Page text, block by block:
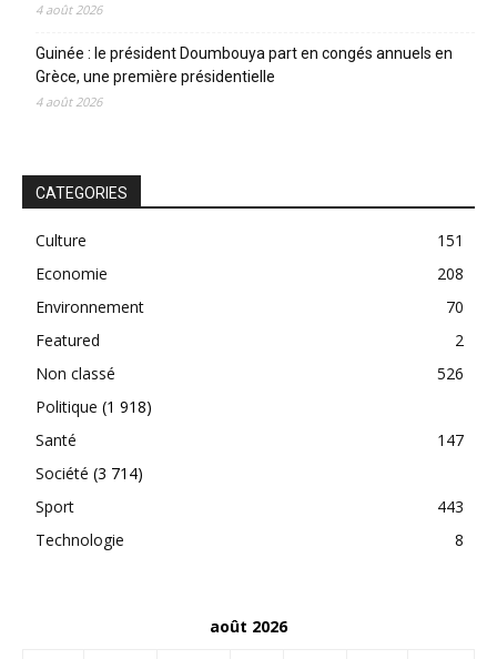
4 août 2026
Guinée : le président Doumbouya part en congés annuels en
Grèce, une première présidentielle
4 août 2026
CATEGORIES
Culture
151
Economie
208
Environnement
70
Featured
2
Non classé
526
Politique (1 918)
Santé
147
Société (3 714)
Sport
443
Technologie
8
août 2026